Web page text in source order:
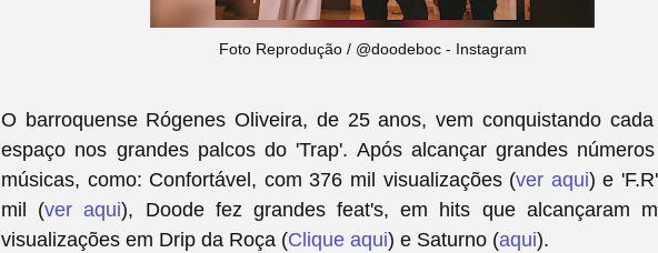
Foto Reprodução / @doodeboc - Instagram
O barroquense Rógenes Oliveira, de 25 anos, vem conquistando
espaço nos grandes palcos do 'Trap'. Após alcançar grandes
músicas, como: Confortável, com 376 mil visualizações (ver aqui) e
mil (ver aqui), Doode fez grandes feat's, em hits que alcançaram
visualizações em Drip da Roça (Clique aqui) e Saturno (aqui).